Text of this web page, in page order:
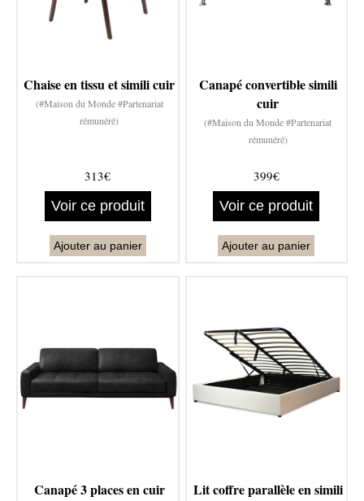
Chaise en tissu et simili cuir
(#Maison du Monde #Partenariat
rémunéré)
313€
Voir ce produit
Ajouter au panier
Canapé convertible simili
cuir
(#Maison du Monde #Partenariat
rémunéré)
399€
Voir ce produit
Ajouter au panier
Canapé 3 places en cuir
Lit coffre parallèle en simili